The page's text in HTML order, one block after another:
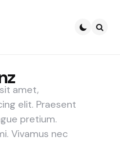
amet,
elit. Praesent
pretium.
Vivamus nec